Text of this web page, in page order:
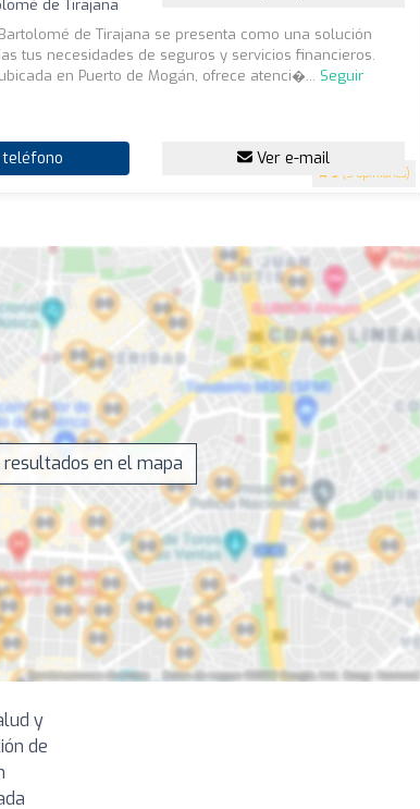
5 (5 opiniones)
de Tirajana
Bartolomé de Tirajana se presenta como una solución
tus necesidades de seguros y servicios financieros.
en Puerto de Mogán, ofrece atenci�... Seguir
Ver e-mail
resultados en el mapa
y
de